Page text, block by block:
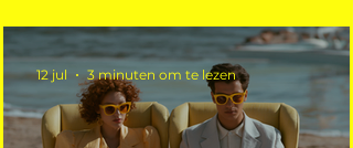
12 jul 3 minuten om te lezen